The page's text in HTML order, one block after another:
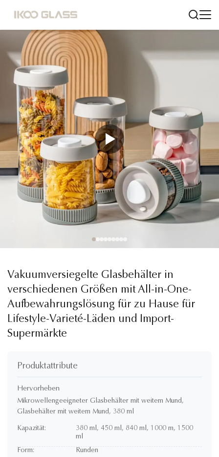
Vakuumversiegelte Glasbehälter in
verschiedenen Größen mit All-in-One-
Aufbewahrungslösung für zu Hause für
Lifestyle-Varieté-Läden und Import-
Supermärkte
Produktattribute
Hervorheben
Mikrowellengeeigneter Glasbehälter mit weitem Mund,
Glasbehälter mit weitem Mund, 380 ml
Kapazität:
380 ml, 450 ml, 840 ml, 1000 m, 1500
ml
Form:
Runden